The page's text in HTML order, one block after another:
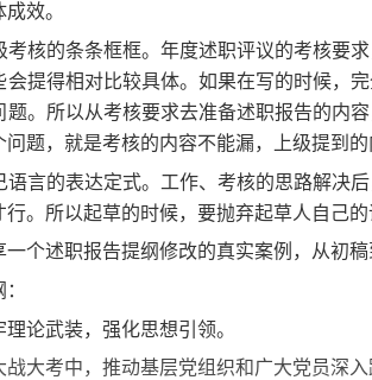
效。
考核的条条框框。年度述职评议的考核要
会提得相对比较具体。如果在写的时候，
题。所以从考核要求去准备述职报告的内
问题，就是考核的内容不能漏，上级提到
语言的表达定式。工作、考核的思路解决
行。所以起草的时候，要抛弃起草人自己
一个述职报告提纲修改的真实案例，从初
：
论武装，强化思想引领。
大考中，推动基层党组织和广大党员深入